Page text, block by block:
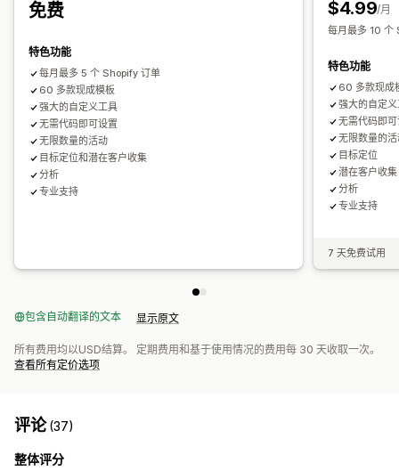
电子邮件获取名单
触发器和规则
自动化 定向
免费
特色功能
每月最多 5 个 Shopify 订单
60 多款现成模板
强大的自定义工具
无需代码即可设置
无限数量的活动
目标定位和潜在客户收集
分析
专业支持
$4.99/月
每月最多 10 个
特色功能
60 多款现成
强大的自定
无需代码即
无限数量的
目标定位
潜在客户收集
分析
专业支持
7 天免费试用
包含自动翻译的文本 显示原文
所有费用均以USD结算。 定期费用和基于使用情况的费用每 30 天收取一次。
查看所有定价选项
评论(37)
整体评分